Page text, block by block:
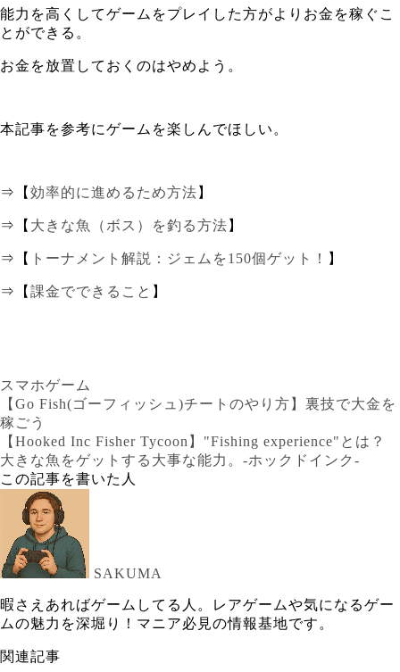
能力を高くしてゲームをプレイした方がよりお金を稼ぐこ
とができる。
お金を放置しておくのはやめよう。
本記事を参考にゲームを楽しんでほしい。
⇒【 効率的に進めるため方法 】
⇒【 大きな魚（ボス）を釣る方法 】
⇒【 トーナメント解説：ジェムを150個ゲット！ 】
⇒【 課金でできること 】
スマホゲーム
【Go Fish(ゴーフィッシュ)チートのやり方】裏技で大金を
稼ごう
【Hooked Inc Fisher Tycoon】"Fishing experience"とは？
大きな魚をゲットする大事な能力。-ホックドインク-
この記事を書いた人
SAKUMA
暇さえあればゲームしてる人。レアゲームや気になるゲー
ムの魅力を深堀り！マニア必見の情報基地です。
関連記事